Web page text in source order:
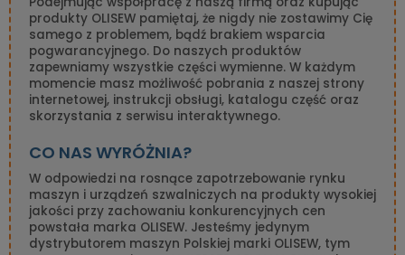
produkty OLISEW pamiętaj, że nigdy nie zostawimy Cię
samego z problemem, bądź brakiem wsparcia
pogwarancyjnego. Do naszych produktów
zapewniamy wszystkie części wymienne. W każdym
momencie masz możliwość pobrania z naszej strony
internetowej, instrukcji obsługi, katalogu część oraz
skorzystania z serwisu interaktywnego.
CO NAS WYRÓŻNIA?
W odpowiedzi na rosnące zapotrzebowanie rynku
maszyn i urządzeń szwalniczych na produkty wysokiej
jakości przy zachowaniu konkurencyjnych cen
powstała marka OLISEW. Jesteśmy jedynym
dystrybutorem maszyn Polskiej marki OLISEW, tym